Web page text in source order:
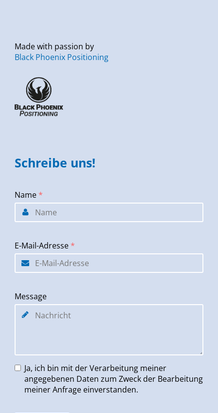
Made with passion by
Black Phoenix Positioning
Schreibe uns!
Name *
E-Mail-Adresse *
Message
Ja, ich bin mit der Verarbeitung meiner
angegebenen Daten zum Zweck der Bearbeitung
meiner Anfrage einverstanden.